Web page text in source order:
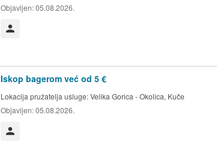
Objavljen:05.08.2026.
Iskop bagerom već od 5 €
Lokacija pružatelja usluge:Velika Gorica - Okolica, Kuče
Objavljen:05.08.2026.